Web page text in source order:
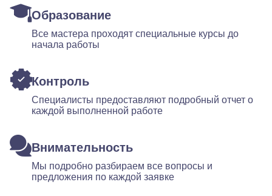
Образование
Все мастера проходят специальные курсы до
начала работы
Контроль
Специалисты предоставляют подробный отчет о
каждой выполненной работе
Внимательность
Мы подробно разбираем все вопросы и
предложения по каждой заявке